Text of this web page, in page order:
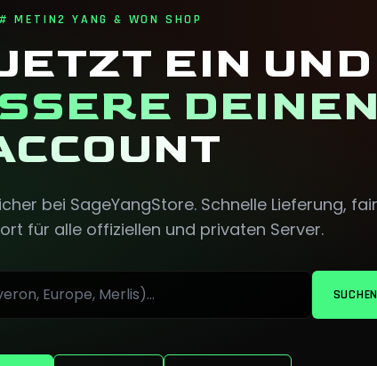
# METIN2 YANG & WON SHOP
EIN UND
DEINEN
bei SageYangStore. Schnelle Lieferung,
für alle offiziellen und privaten Server.
SUCHEN